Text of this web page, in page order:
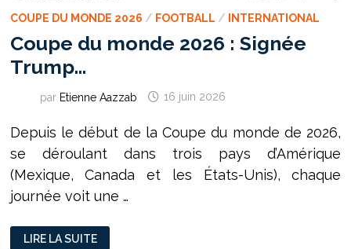
COUPE DU MONDE 2026 / FOOTBALL / INTERNATIONAL
Coupe du monde 2026 : Signée
Trump…
par Etienne Aazzab 16 juin 2026
Depuis le début de la Coupe du monde de 2026,
se déroulant dans trois pays d’Amérique
(Mexique, Canada et les États-Unis), chaque
journée voit une …
COUPE
DU
LIRE LA SUITE